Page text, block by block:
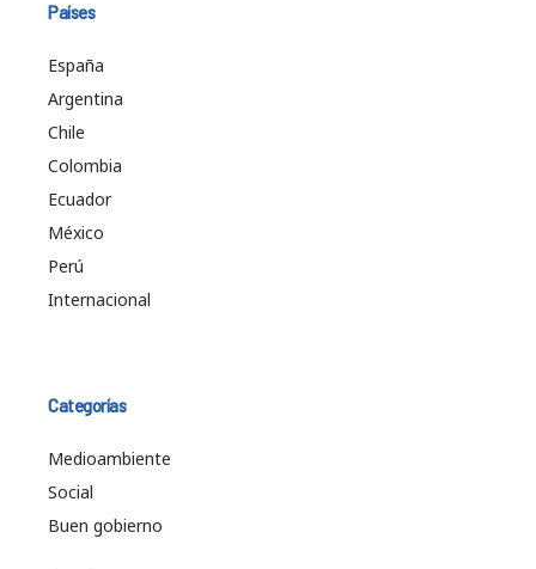
Países
España
Argentina
Chile
Colombia
Ecuador
México
Perú
Internacional
Categorías
Medioambiente
Social
Buen gobierno